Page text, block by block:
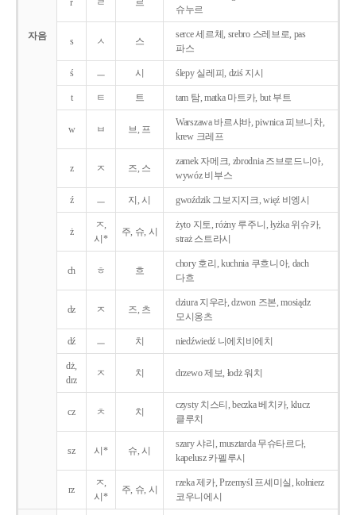
자음
r ㄹ 르
슈누르
s ㅅ 스
serce 세르체, srebro 스레브로, pas
파스
ś ㅡ 시 ślepy 실레피, dziś 지시
t ㅌ 트 tam 탐, matka 마트카, but 부트
w ㅂ 브, 프
Warszawa 바르샤바, piwnica 피브니차,
krew 크레프
z ㅈ 즈, 스
zamek 자메크, zbrodnia 즈브로드니아,
wywóz 비부스
ź ㅡ 지, 시 gwoździk 그보지지크, więź 비엥시
ż
ㅈ,
시*
주, 슈, 시
żyto 지토, różny 루주니, łyżka 위슈카,
straż 스트라시
ch ㅎ 흐
chory 호리, kuchnia 쿠흐니아, dach
다흐
dz ㅈ 즈, 츠
dziura 지우라, dzwon 즈본, mosiądz
모시옹츠
dź ㅡ 치 niedźwiedź 니에치비에치
dż,
drz
ㅈ 치 drzewo 제보, łodż 워치
cz ㅊ 치
czysty 치스티, beczka 베치카, klucz
클루치
sz 시* 슈, 시
szary 샤리, musztarda 무슈타르다,
kapelusz 카펠루시
rz
ㅈ,
시*
주, 슈, 시
rzeka 제카, Przemyśl 프셰미실, kołnierz
코우니에시